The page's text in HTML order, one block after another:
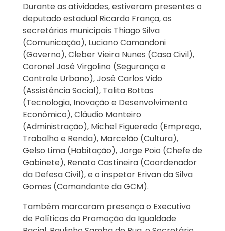
Durante as atividades, estiveram presentes o
deputado estadual Ricardo França, os
secretários municipais Thiago Silva
(Comunicação), Luciano Camandoni
(Governo), Cleber Vieira Nunes (Casa Civil),
Coronel José Virgolino (Segurança e
Controle Urbano), José Carlos Vido
(Assistência Social), Talita Bottas
(Tecnologia, Inovação e Desenvolvimento
Econômico), Cláudio Monteiro
(Administração), Michel Figueredo (Emprego,
Trabalho e Renda), Marcelão (Cultura),
Gelso Lima (Habitação), Jorge Poio (Chefe de
Gabinete), Renato Castineira (Coordenador
da Defesa Civil), e o inspetor Erivan da Silva
Gomes (Comandante da GCM).
Também marcaram presença o Executivo
de Políticas da Promoção da Igualdade